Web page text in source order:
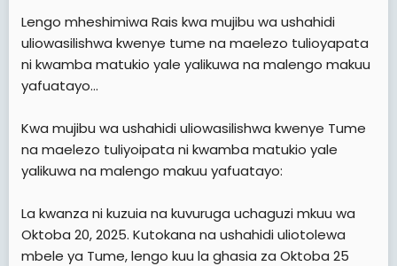
Lengo mheshimiwa Rais kwa mujibu wa ushahidi
uliowasilishwa kwenye tume na maelezo tulioyapata
ni kwamba matukio yale yalikuwa na malengo makuu
yafuatayo...
Kwa mujibu wa ushahidi uliowasilishwa kwenye Tume
na maelezo tuliyoipata ni kwamba matukio yale
yalikuwa na malengo makuu yafuatayo:
La kwanza ni kuzuia na kuvuruga uchaguzi mkuu wa
Oktoba 20, 2025. Kutokana na ushahidi uliotolewa
mbele ya Tume, lengo kuu la ghasia za Oktoba 25